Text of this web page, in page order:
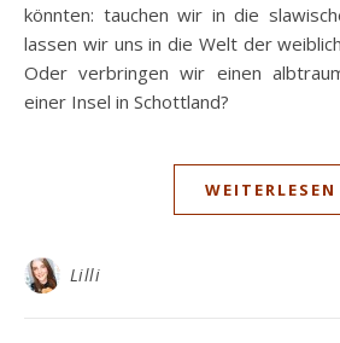
könnten: tauchen wir in die
lassen wir uns in die Welt der
Oder verbringen wir einen
einer Insel in Schottland?
WEITERLESEN
Lilli